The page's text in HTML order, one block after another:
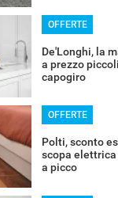
OFFERTE
De'Longhi, la
a prezzo
capogiro
OFFERTE
Polti, sconto
scopa elettrica
a picco